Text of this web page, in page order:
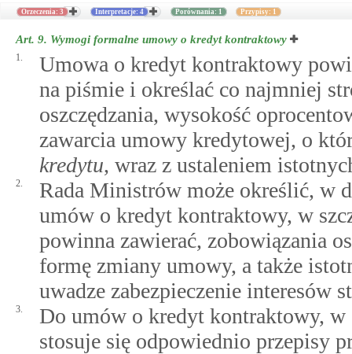
Orzeczenia: 3 Interpretacje: 4 Porównania: 1 Przypisy: 1
Art. 9. Wymogi formalne umowy o kredyt kontraktowy
1.
Umowa o kredyt kontraktowy
na piśmie i określać co najmniej
oszczędzania, wysokość
zawarcia umowy kredytowej, o
kredytu, wraz z ustaleniem
2.
Rada Ministrów może określić, w
umów o kredyt kontraktowy, w
powinna zawierać, zobowiązania
formę zmiany umowy, a także
uwadze zabezpieczenie interesów
3.
Do umów o kredyt kontraktowy, w
stosuje się odpowiednio przepisy